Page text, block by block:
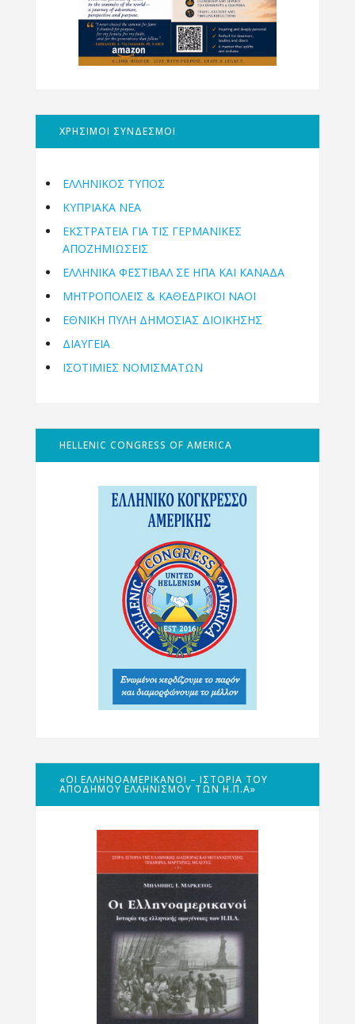
ΧΡΗΣΙΜΟΙ ΣΥΝΔΕΣΜΟΙ
ΕΛΛΗΝΙΚΟΣ ΤΥΠΟΣ
ΚΥΠΡΙΑΚΑ ΝΕΑ
ΕΚΣΤΡΑΤΕΙΑ ΓΙΑ ΤΙΣ ΓΕΡΜΑΝΙΚΕΣ
ΑΠΟΖΗΜΙΩΣΕΙΣ
ΕΛΛΗΝΙΚΆ ΦΕΣΤΙΒΆΛ ΣΕ ΗΠΑ ΚΑΙ ΚΑΝΑΔΑ
ΜΗΤΡΟΠΌΛΕΙΣ & ΚΑΘΕΔΡΙΚΟΊ ΝΑΟΊ
ΕΘΝΙΚΉ ΠΎΛΗ ΔΗΜΌΣΙΑΣ ΔΙΟΊΚΗΣΗΣ
ΔΙΑΥΓΕΙΑ
ΙΣΟΤΙΜΙΕΣ ΝΟΜΙΣΜΑΤΩΝ
HELLENIC CONGRESS OF AMERICA
«ΟΙ ΕΛΛΗΝΟΑΜΕΡΙΚΑΝΟΊ – ΙΣΤΟΡΊΑ ΤΟΥ
ΑΠΌΔΗΜΟΥ ΕΛΛΗΝΙΣΜΟΎ ΤΩΝ Η.Π.Α»